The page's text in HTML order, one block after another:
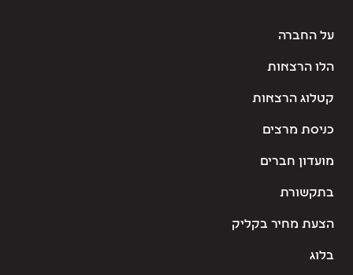
על החברה
הלו הרצאות
קטלוג הרצאות
כניסת מרצים
מועדון חברים
בתקשורת
הצעת מחיר בקליק
בלוג